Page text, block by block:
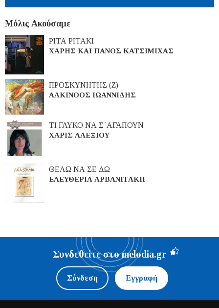
Μόλις Ακούσαμε
ΡΙΤΑ ΡΙΤΑΚΙ
ΧΑΡΗΣ ΚΑΙ ΠΑΝΟΣ ΚΑΤΣΙΜΙΧΑΣ
ΠΡΟΣΚΥΝΗΤΗΣ (Ζ)
ΑΛΚΙΝΟΟΣ ΙΩΑΝΝΙΔΗΣ
ΤΙ ΓΛΥΚΟ ΝΑ Σ΄ΑΓΑΠΟΥΝ
ΧΑΡΙΣ ΑΛΕΞΙΟΥ
ΘΕΛΩ ΝΑ ΣΕ ΔΩ
ΕΛΕΥΘΕΡΙΑ ΑΡΒΑΝΙΤΑΚΗ
Συνδεθείτε στο melodia.gr
Σύνδεση Εγγραφή